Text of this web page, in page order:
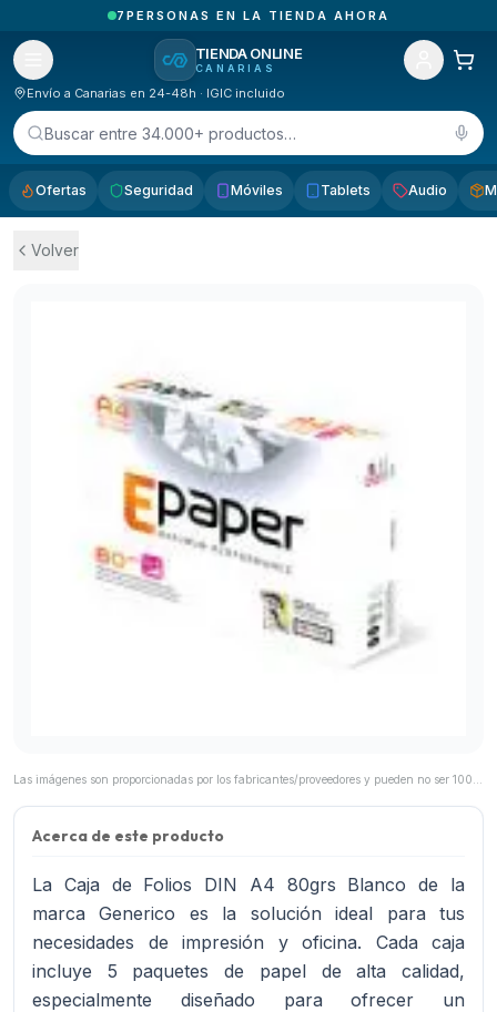
PEDIDOS RECIBIDOS HOY EN CANARIAS
TIENDA ONLINE
CANARIAS
Envío a Canarias en 24-48h · IGIC incluido
Buscar entre 34.000+ productos…
Ofertas Seguridad Móviles Tablets Audio
Volver
Acerca de este producto
La Caja de Folios DIN A4 80grs Blanco de la
marca Generico es la solución ideal para tus
necesidades de impresión y oficina. Cada caja
incluye 5 paquetes de papel de alta calidad,
especialmente diseñado para ofrecer un